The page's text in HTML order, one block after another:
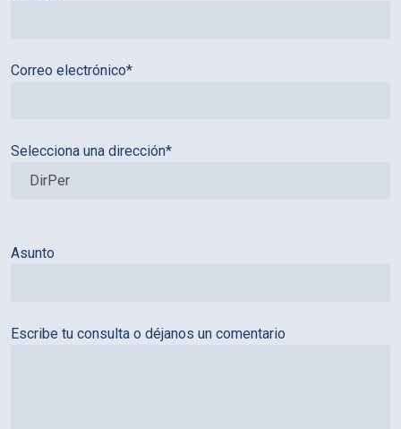
Correo electrónico*
Selecciona una dirección*
Asunto
Escribe tu consulta o déjanos un comentario